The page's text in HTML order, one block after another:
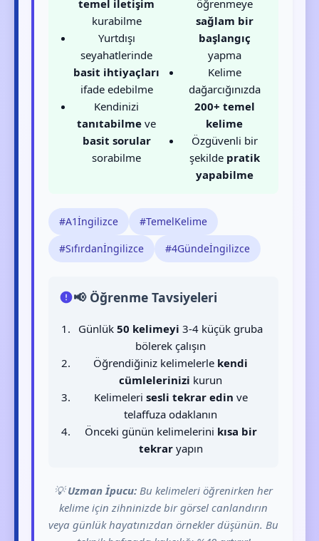
temel iletişim
kurabilme
Yurtdışı
seyahatlerinde
basit ihtiyaçları
ifade edebilme
Kendinizi
tanıtabilme ve
basit sorular
sorabilme
öğrenmeye
sağlam bir
başlangıç
yapma
Kelime
dağarcığınızda
200+ temel
kelime
Özgüvenli bir
şekilde pratik
yapabilme
#A1İngilizce
#TemelKelime
#Sıfırdanİngilizce
#4Gündeİngilizce
📢 Öğrenme Tavsiyeleri
Günlük50 kelimeyi 3-4 küçük gruba
bölerek çalışın
Öğrendiğiniz kelimelerle kendi
cümlelerinizi kurun
Kelimeleri sesli tekrar edin ve
telaffuza odaklanın
Önceki günün kelimelerini kısa bir
tekraryapın
💡Uzman İpucu: Bu kelimeleri öğrenirken her
kelime için zihninizde bir görsel canlandırın
veya günlük hayatınızdan örnekler düşünün. Bu